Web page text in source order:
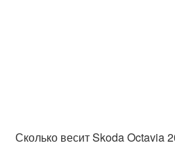
Сколько весит Skoda Octavia